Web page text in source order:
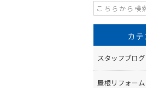
カ
スタッフブログ
屋根リフォーム